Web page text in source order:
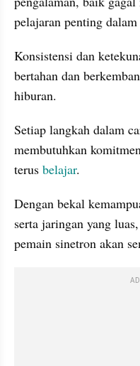
pelajaran penting
Konsistensi dan
bertahan dan
hiburan.
Setiap langkah dalam
membutuhkan
terus belajar.
Dengan bekal
serta jaringan yang
pemain sinetron akan